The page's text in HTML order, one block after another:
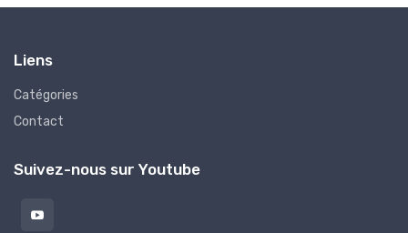
Liens
Catégories
Contact
Suivez-nous sur Youtube